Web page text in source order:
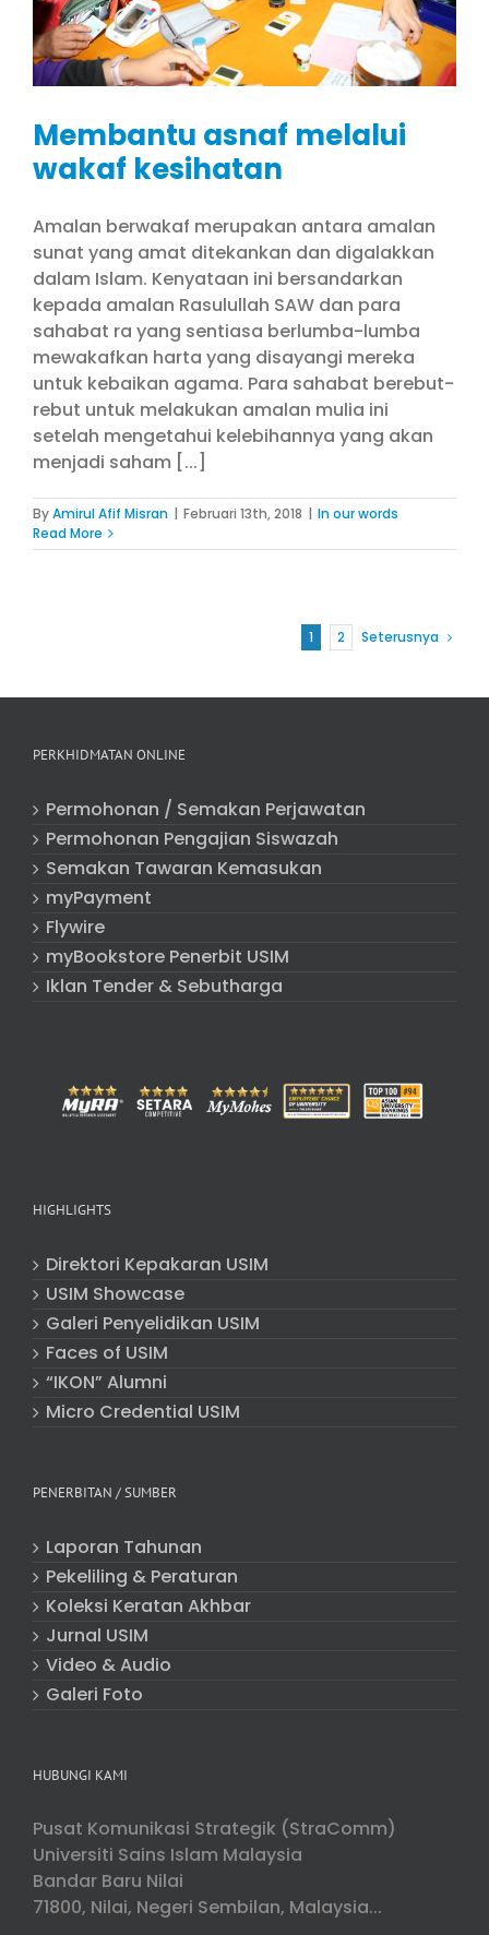
Membantu asnaf melalui
wakaf kesihatan
Amalan berwakaf merupakan antara amalan
sunat yang amat ditekankan dan digalakkan
dalam Islam. Kenyataan ini bersandarkan
kepada amalan Rasulullah SAW dan para
sahabat ra yang sentiasa berlumba-lumba
mewakafkan harta yang disayangi mereka
untuk kebaikan agama. Para sahabat berebut-
rebut untuk melakukan amalan mulia ini
setelah mengetahui kelebihannya yang akan
menjadi saham [...]
ByAmirul Afif Misran | Februari 13th, 2018 | In our words
Read More
1 2 Seterusnya
PERKHIDMATAN ONLINE
Permohonan / Semakan Perjawatan
Permohonan Pengajian Siswazah
Semakan Tawaran Kemasukan
myPayment
Flywire
myBookstore Penerbit USIM
Iklan Tender & Sebutharga
HIGHLIGHTS
Direktori Kepakaran USIM
USIM Showcase
Galeri Penyelidikan USIM
Faces of USIM
“IKON” Alumni
Micro Credential USIM
PENERBITAN / SUMBER
Laporan Tahunan
Pekeliling & Peraturan
Koleksi Keratan Akhbar
Jurnal USIM
Video & Audio
Galeri Foto
HUBUNGI KAMI
Pusat Komunikasi Strategik (StraComm)
Universiti Sains Islam Malaysia
Bandar Baru Nilai
71800, Nilai, Negeri Sembilan, Malaysia...